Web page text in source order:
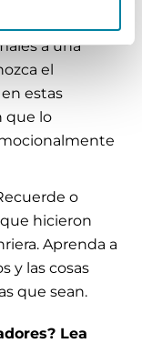
a una
el
estas
que lo
o
hicieron
Aprenda a
y las cosas
que sean.
Lea